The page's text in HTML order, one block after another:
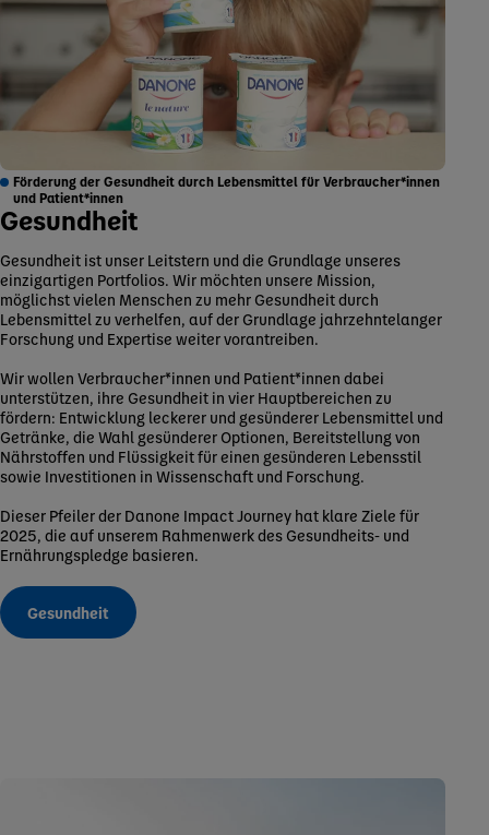
Förderung der Gesundheit durch Lebensmittel für Verbraucher*innen
und Patient*innen
Gesundheit
Gesundheit ist unser Leitstern und die Grundlage unseres
einzigartigen Portfolios. Wir möchten unsere Mission,
möglichst vielen Menschen zu mehr Gesundheit durch
Lebensmittel zu verhelfen, auf der Grundlage jahrzehntelanger
Forschung und Expertise weiter vorantreiben.
Wir wollen Verbraucher*innen und Patient*innen dabei
unterstützen, ihre Gesundheit in vier Hauptbereichen zu
fördern: Entwicklung leckerer und gesünderer Lebensmittel und
Getränke, die Wahl gesünderer Optionen, Bereitstellung von
Nährstoffen und Flüssigkeit für einen gesünderen Lebensstil
sowie Investitionen in Wissenschaft und Forschung.
Dieser Pfeiler der Danone Impact Journey hat klare Ziele für
2025, die auf unserem Rahmenwerk des Gesundheits- und
Ernährungspledge basieren.
Gesundheit